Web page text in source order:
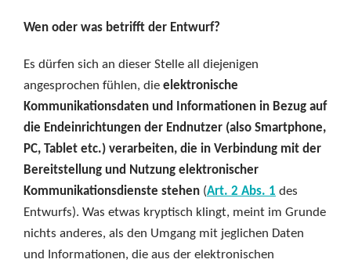
Wen oder was betrifft der Entwurf?
Es dürfen sich an dieser Stelle all diejenigen
angesprochen fühlen, die elektronische
Kommunikationsdaten und Informationen in Bezug auf
die Endeinrichtungen der Endnutzer (also Smartphone,
PC, Tablet etc.) verarbeiten, die in Verbindung mit der
Bereitstellung und Nutzung elektronischer
Kommunikationsdienste stehen (Art. 2 Abs. 1 des
Entwurfs). Was etwas kryptisch klingt, meint im Grunde
nichts anderes, als den Umgang mit jeglichen Daten
und Informationen, die aus der elektronischen